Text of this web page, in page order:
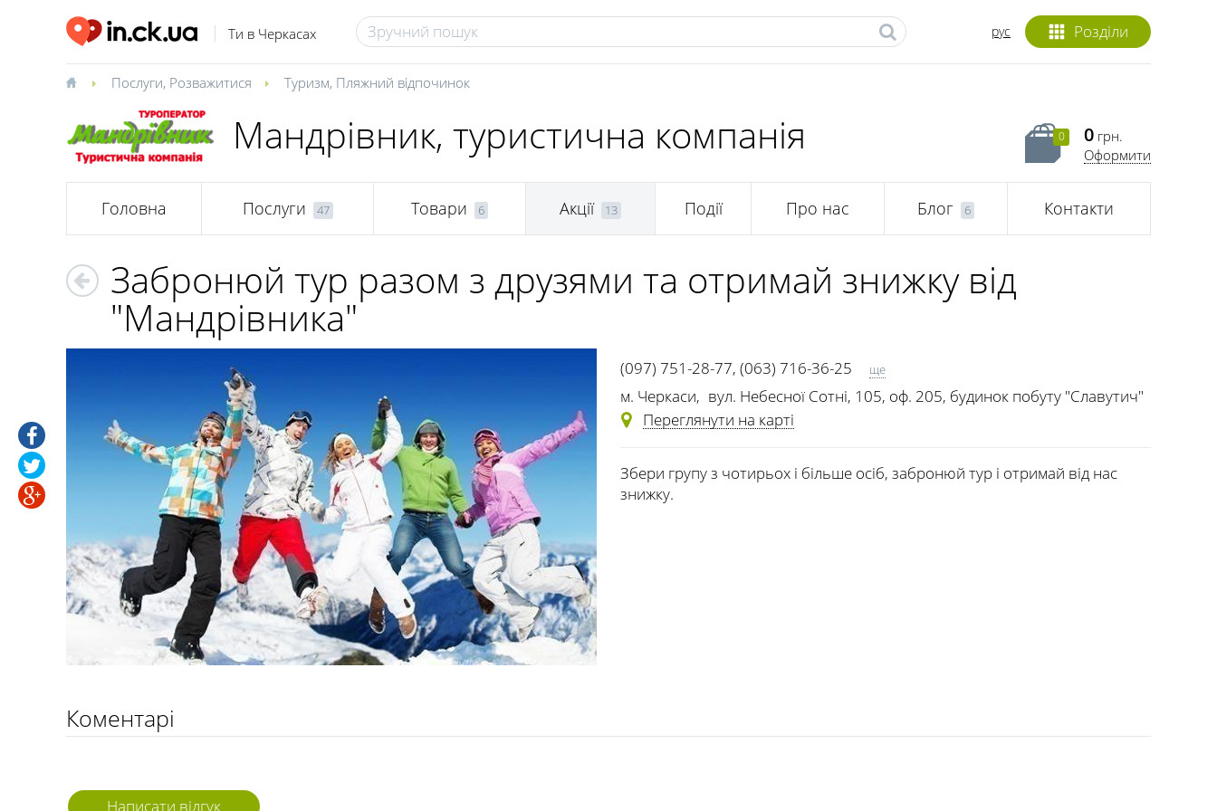
Ти в Черкасах Розділи
рус
Послуги, Розважитися Туризм, Пляжний відпочинок
Мандрівник, туристична компанія 0 0 грн.
Оформити
Головна Послуги 47 Товари 6 Акції 13 Події Про нас Блог 6 Контакти
Забронюй тур разом з друзями та отримай знижку від
"Мандрівника"
(097) 751-28-77, (063) 716-36-25
(0472) 33-44-47
ще
м. Черкаси, вул. Небесної Сотні, 105, оф. 205, будинок побуту "Славутич"
Переглянути на карті
Збери групу з чотирьох і більше осіб, забронюй тур і отримай від нас
знижку.
Коментарі
Написати відгук